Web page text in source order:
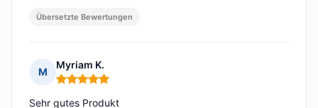
Übersetzte Bewertungen
M
Myriam K.
Hinweis: 5 von 5
Sehr gutes Produkt